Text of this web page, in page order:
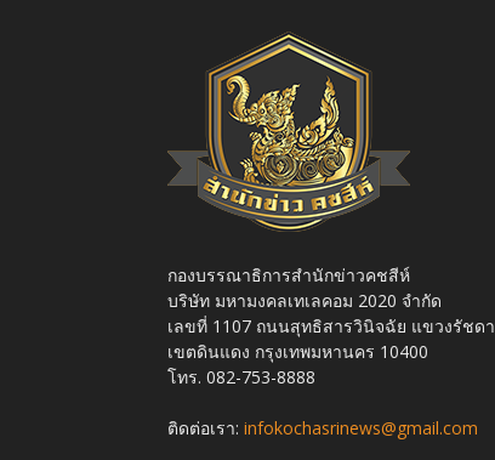
กองบรรณาธิการสำนักข่าวคชสีห์
บริษัท มหามงคลเทเลคอม 2020 จำกัด
เลขที่ 1107 ถนนสุทธิสารวินิจฉัย แขวงรัชด
เขตดินแดง กรุงเทพมหานคร 10400
โทร. 082-753-8888
ติดต่อเรา: infokochasrinews@gmail.com